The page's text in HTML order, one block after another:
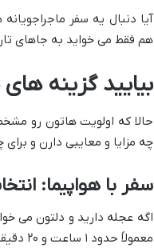
آیا دنبال یه سفر
هم فقط می خواید به جاهای
بیایید گزینه
حالا که اولویت هاتون رو
چه مزایا و معایبی دارن و
سفر با هواپیما:
اگه عجله دارید و دلتون می
معمولاً حدود ۱ ساعت و ۲۰ دقیقه طول می کشه، یعنی تقریباً چشم به هم بزنید رسیده اید!